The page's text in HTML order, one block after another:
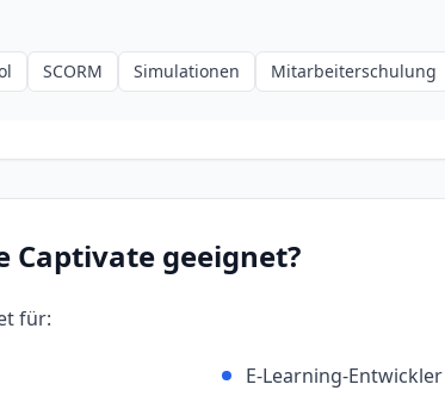
SCORM Simulationen Mitarbeiterschulung
Captivate geeignet?
für:
E-Learning-Entwickler